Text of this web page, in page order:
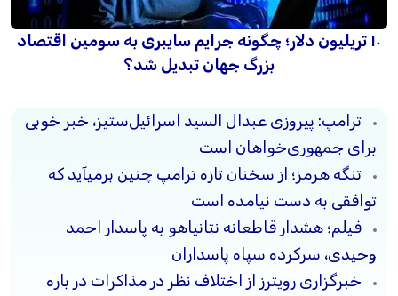
۱۰ تریلیون دلار؛ چگونه جرایم سایبری به سومین اقتصاد
بزرگ جهان تبدیل شد؟
ترامپ: پیروزی عبدال السید اسرائیل‌ستیز، خبر خوبی
برای جمهوری‌خواهان است
تنگه هرمز؛ از سخنان تازه ترامپ چنین برمیآید که
توافقی به دست نیامده است
فیلم؛ هشدار قاطعانه نتانیاهو به پاسدار احمد
وحیدی، سرکرده سپاه پاسداران
خبرگزاری رویترز از اختلاف نظر در مذاکرات در باره